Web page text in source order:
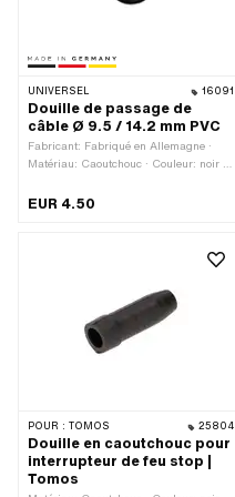
UNIVERSEL 16091
Douille de passage de
câble Ø 9.5 / 14.2 mm PVC
Fabricant: Fabriqué en Allemagne ·
Matériau: Caoutchouc · Couleur: noir ·
câble: 9.5 mm · Ø trou de montage:
EUR 4.50
POUR : TOMOS 25804
Douille en caoutchouc pour
interrupteur de feu stop |
Tomos